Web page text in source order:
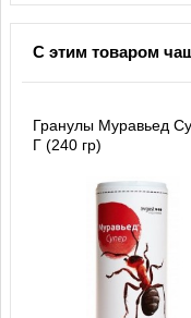
С этим товаром
Гранулы Муравьед
Г (240 гр)